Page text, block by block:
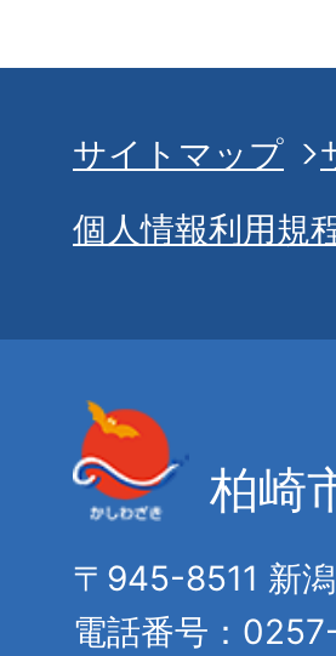
サイトマップ
個人情報利用規
柏崎
〒945-8511 新
電話番号：